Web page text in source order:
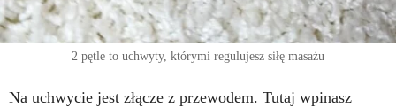
2 pętle to uchwyty, którymi regulujesz siłę masażu
Na uchwycie jest złącze z przewodem. Tutaj wpinasz